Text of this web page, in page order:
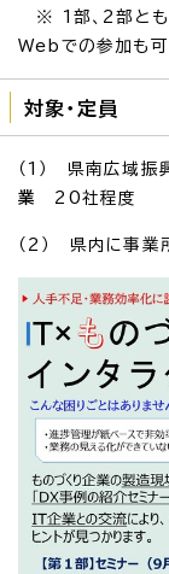
※ 1部、2部とも
Webでの参加も可
対象・定員
（1） 県南広域振
業
20社程度
（2） 県内に事業